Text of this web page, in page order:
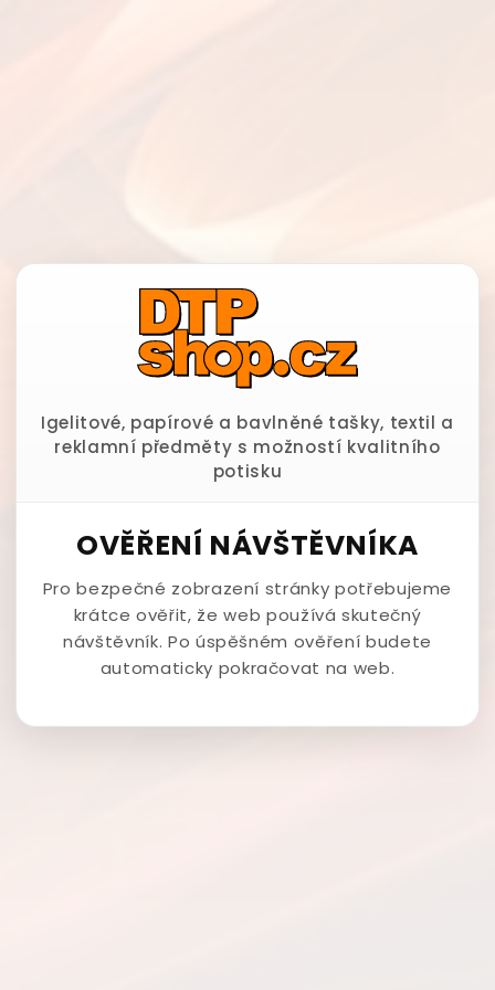
Igelitové, papírové a bavlněné tašky, textil a
reklamní předměty s možností kvalitního
potisku
OVĚŘENÍ NÁVŠTĚVNÍKA
Pro bezpečné zobrazení stránky potřebujeme
krátce ověřit, že web používá skutečný
návštěvník. Po úspěšném ověření budete
automaticky pokračovat na web.